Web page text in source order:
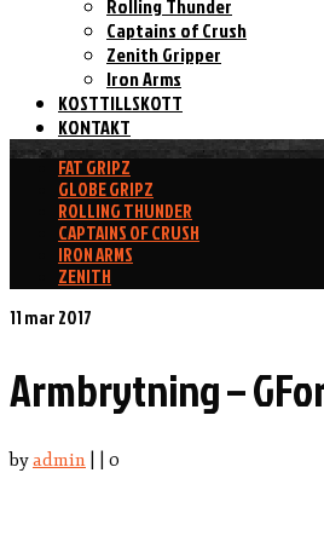
Rolling Thunder
Captains of Crush
Zenith Gripper
Iron Arms
KOSTTILLSKOTT
KONTAKT
FAT GRIPZ
GLOBE GRIPZ
ROLLING THUNDER
CAPTAINS OF CRUSH
IRON ARMS
ZENITH
11mar 2017
Armbrytning –
byadmin 0